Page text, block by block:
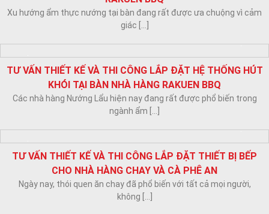
CUNG CẤP THIẾT BỊ INOX CHO HỆ THỐNG CỬA HÀNG ĐỒ
UỐNG CPLUS
TƯ VẤN THIẾT KẾ VÀ CUNG CẤP THIẾT BỊ BẾP NHÀ HÀNG